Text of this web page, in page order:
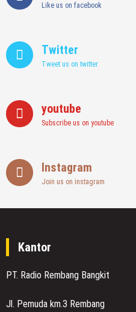
Like us on facebook
Twitter
Tweet us on twitter
youtube
Subscribe us on youtube
Instagram
Join us on instagram
Kantor
PT. Radio Rembang Bangkit
Jl. Pemuda km.3 Rembang